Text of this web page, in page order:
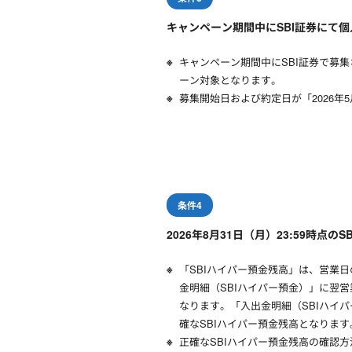
キャンペーン期間中にSBI証券にて
キャンペーン期間中にSBI証券で募
ーン対象となります。
募集開始日および約定日が「2026年
条件4
2026年8月31日（月）23:59時点の
「SBIハイパー預金残高」は、営業
金明細（SBIハイパー預金）」に翌
なります。「入出金明細（SBIハイ
確なSBIハイパー預金残高となりま
正確なSBIハイパー預金残高の確認